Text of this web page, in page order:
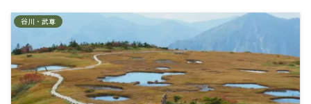
谷川・武尊